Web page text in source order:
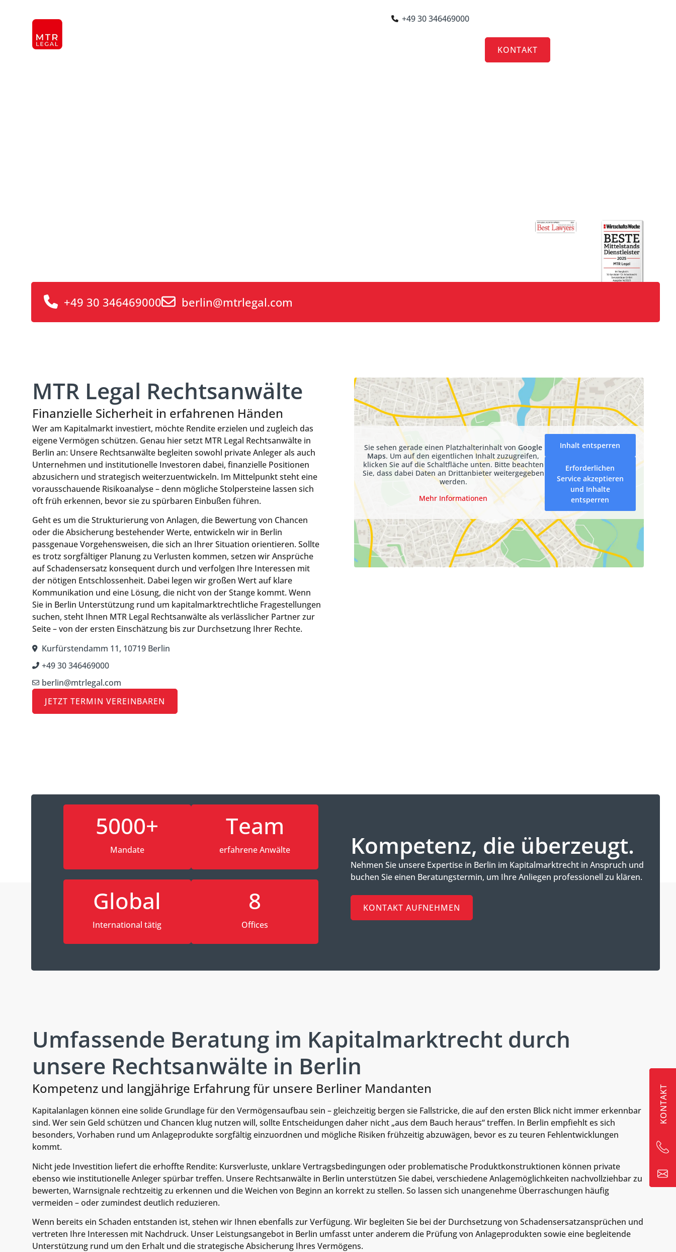
Berlin|Düsseldorf +49 30 346469000
KONTAKT
+49 30 346469000 berlin@mtrlegal.com
MTR Legal Rechtsanwälte
Finanzielle Sicherheit in erfahrenen Händen
Wer am Kapitalmarkt investiert, möchte Rendite erzielen und zugleich das
eigene Vermögen schützen. Genau hier setzt MTR Legal Rechtsanwälte in
Berlin an: Unsere Rechtsanwälte begleiten sowohl private Anleger als auch
Unternehmen und institutionelle Investoren dabei, finanzielle Positionen
abzusichern und strategisch weiterzuentwickeln. Im Mittelpunkt steht eine
vorausschauende Risikoanalyse – denn mögliche Stolpersteine lassen sich
oft früh erkennen, bevor sie zu spürbaren Einbußen führen.
Geht es um die Strukturierung von Anlagen, die Bewertung von Chancen
oder die Absicherung bestehender Werte, entwickeln wir in Berlin
passgenaue Vorgehensweisen, die sich an Ihrer Situation orientieren. Sollte
es trotz sorgfältiger Planung zu Verlusten kommen, setzen wir Ansprüche
auf Schadensersatz konsequent durch und verfolgen Ihre Interessen mit
der nötigen Entschlossenheit. Dabei legen wir großen Wert auf klare
Kommunikation und eine Lösung, die nicht von der Stange kommt. Wenn
Sie in Berlin Unterstützung rund um kapitalmarktrechtliche Fragestellungen
suchen, steht Ihnen MTR Legal Rechtsanwälte als verlässlicher Partner zur
Seite – von der ersten Einschätzung bis zur Durchsetzung Ihrer Rechte.
Kurfürstendamm 11, 10719 Berlin
+49 30 346469000
berlin@mtrlegal.com
JETZT TERMIN VEREINBAREN
Sie sehen gerade einen Platzhalterinhalt vonGoogle
Maps. Um auf den eigentlichen Inhalt zuzugreifen,
klicken Sie auf die Schaltfläche unten. Bitte beachten
Sie, dass dabei Daten an Drittanbieter weitergegeben
werden.
Mehr Informationen
Inhalt entsperren
Erforderlichen
Service akzeptieren
und Inhalte
entsperren
5000+
Mandate
Team
erfahrene Anwälte
Global
International tätig
8
Offices
Kompetenz, die überzeugt.
Nehmen Sie unsere Expertise in Berlin im Kapitalmarktrecht in Anspruch und
buchen Sie einen Beratungstermin, um Ihre Anliegen professionell zu klären.
KONTAKT AUFNEHMEN
Umfassende Beratung im Kapitalmarktrecht durch
unsere Rechtsanwälte in Berlin
Kompetenz und langjährige Erfahrung für unsere Berliner Mandanten
Kapitalanlagen können eine solide Grundlage für den Vermögensaufbau sein – gleichzeitig bergen sie Fallstricke, die auf den ersten Blick nicht immer erkennbar
sind. Wer sein Geld schützen und Chancen klug nutzen will, sollte Entscheidungen daher nicht „aus dem Bauch heraus“ treffen. In Berlin empfiehlt es sich
besonders, Vorhaben rund um Anlageprodukte sorgfältig einzuordnen und mögliche Risiken frühzeitig abzuwägen, bevor es zu teuren Fehlentwicklungen
kommt.
Nicht jede Investition liefert die erhoffte Rendite: Kursverluste, unklare Vertragsbedingungen oder problematische Produktkonstruktionen können private
ebenso wie institutionelle Anleger spürbar treffen. Unsere Rechtsanwälte in Berlin unterstützen Sie dabei, verschiedene Anlagemöglichkeiten nachvollziehbar zu
bewerten, Warnsignale rechtzeitig zu erkennen und die Weichen von Beginn an korrekt zu stellen. So lassen sich unangenehme Überraschungen häufig
vermeiden – oder zumindest deutlich reduzieren.
Wenn bereits ein Schaden entstanden ist, stehen wir Ihnen ebenfalls zur Verfügung. Wir begleiten Sie bei der Durchsetzung von Schadensersatzansprüchen und
vertreten Ihre Interessen mit Nachdruck. Unser Leistungsangebot in Berlin umfasst unter anderem die Prüfung von Anlageprodukten sowie eine begleitende
Unterstützung rund um den Erhalt und die strategische Absicherung Ihres Vermögens.
KONTAKT
KONTAKT
KONTAKT